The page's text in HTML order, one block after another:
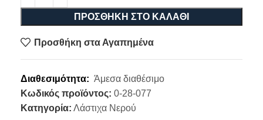
ΠΡΟΣΘΉΚΗ ΣΤΟ ΚΑΛΆΘΙ
Προσθήκη στα Αγαπημένα
Διαθεσιμότητα: Άμεσα διαθέσιμο
Κωδικός προϊόντος: 0-28-077
Κατηγορία: Λάστιχα Νερού